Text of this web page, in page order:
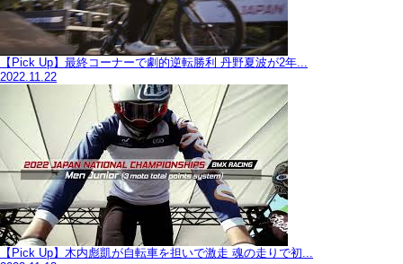
【Pick Up】最終コーナーで劇的逆転勝利 丹野夏波が2年...
2022.11.22
【Pick Up】木内彪凱が自転車を担いで激走 魂の走りで初...